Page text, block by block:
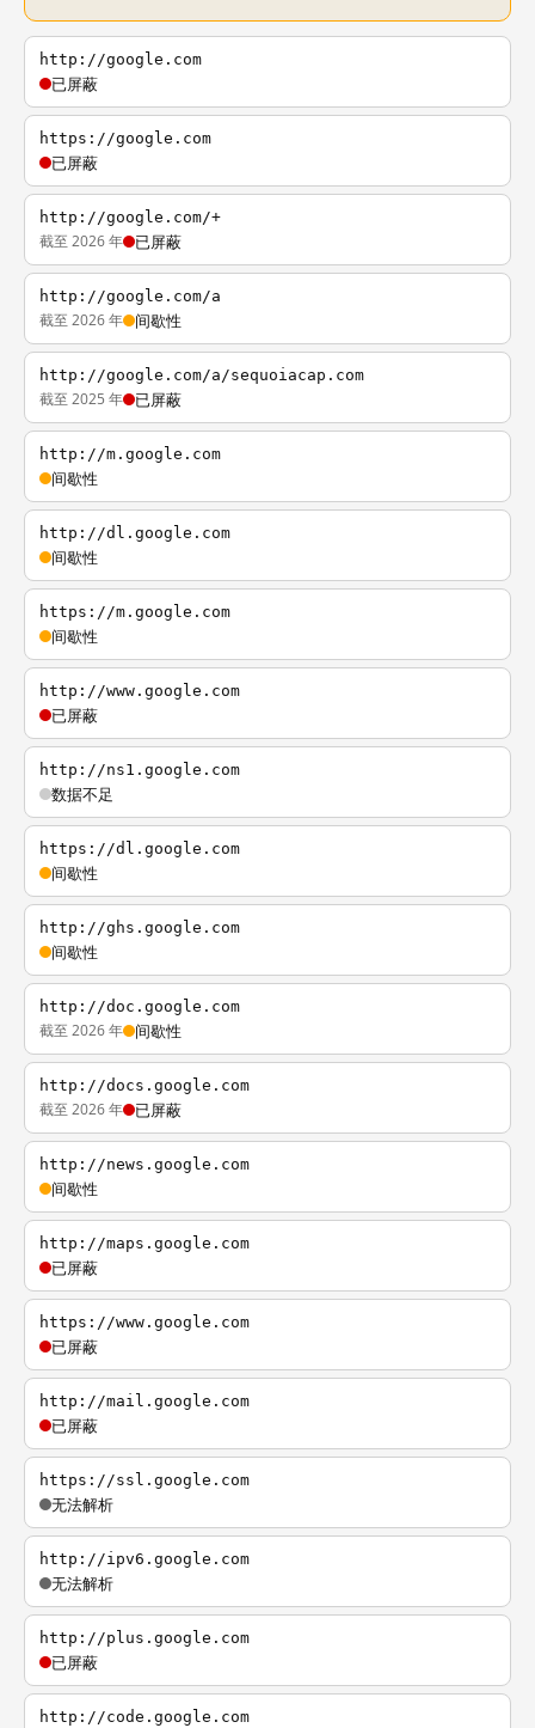
http://google.com
已屏蔽
https://google.com
已屏蔽
http://google.com/+
截至 2026 年 已屏蔽
http://google.com/a
截至 2026 年 间歇性
http://google.com/a/sequoiacap.com
截至 2025 年 已屏蔽
http://m.google.com
间歇性
http://dl.google.com
间歇性
https://m.google.com
间歇性
http://www.google.com
已屏蔽
http://ns1.google.com
数据不足
https://dl.google.com
间歇性
http://ghs.google.com
间歇性
http://doc.google.com
截至 2026 年 间歇性
http://docs.google.com
截至 2026 年 已屏蔽
http://news.google.com
间歇性
http://maps.google.com
已屏蔽
https://www.google.com
已屏蔽
http://mail.google.com
已屏蔽
https://ssl.google.com
无法解析
http://ipv6.google.com
无法解析
http://plus.google.com
已屏蔽
http://code.google.com